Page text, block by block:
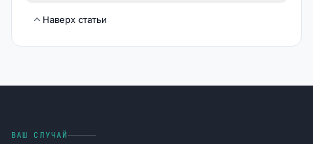
Наверх статьи
ВАШ СЛУЧАЙ